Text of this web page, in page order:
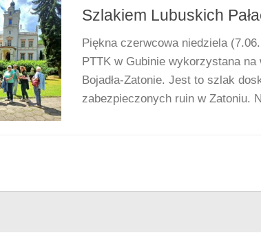
Szlakiem Lubuskich
Piękna czerwcowa niedziela
PTTK w Gubinie wykorzystana
Bojadła-Zatonie. Jest to szlak
zabezpieczonych ruin w Zatoniu.